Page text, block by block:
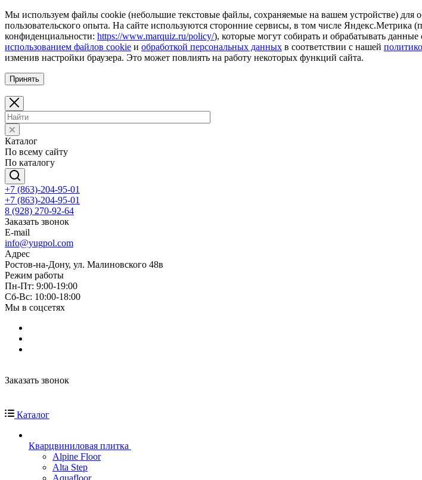
Мы используем файлы cookie (небольшие текстовые файлы, сохраняемые на вашем устройстве) для
пользовательского опыта. На сайте используются сторонние сервисы, в том числе Яндекс.Метрика
конфиденциальности: https://www.marquiz.ru/policy/), которые могут собирать и обрабатывать
использованием файлов cookie и обработкой персональных данных в соответствии с нашей
изменив настройки браузера. Это может повлиять на работу некоторых функций сайта.
Принять
Каталог
По всему сайту
По каталогу
+7 (863)-204-95-01
+7 (863)-204-95-01
8 (928) 270-92-64
Заказать звонок
E-mail
info@yugpol.com
Адрес
Ростов-на-Дону, ул. Малиновского 48в
Режим работы
Пн-Пт: 9:00-19:00
Cб-Вс: 10:00-18:00
Мы в соцсетях
Заказать звонок
Каталог
Кварцвиниловая плитка
Alpine Floor
Alta Step
Aquafloor